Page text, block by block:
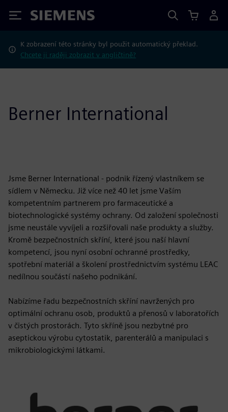
Siemens
K zobrazení této stránky byl použit automatický překlad.
Chcete ji raději zobrazit v angličtině?
Berner International
Jsme Berner International - podnik řízený vlastníkem se
sídlem v Německu. Již více než 40 let jsme Vaším
kompetentním partnerem pro farmaceutické a
biotechnologické systémy ochrany. Od založení společnosti
jsme neustále vyvíjeli a rozšiřovali naše produkty a služby.
Kromě bezpečnostních skříní, které jsou naší hlavní
kompetencí, jsou nyní osobní ochranné prostředky,
spotřební materiál a školení prostřednictvím systému LEAC
nedílnou součástí našeho podnikání.
Nabízíme řadu bezpečnostních skříní navržených pro
optimální ochranu osob, produktů a přenosů v laboratořích
v čistých prostorách. Tyto skříně jsou nezbytné pro
aseptickou výrobu cytostatik, parenterálů a manipulaci s
mikrobiologickými látkami.